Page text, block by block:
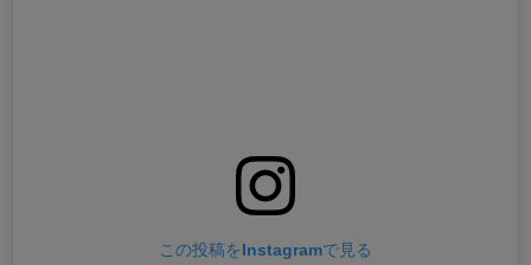
この投稿をInstagramで見る